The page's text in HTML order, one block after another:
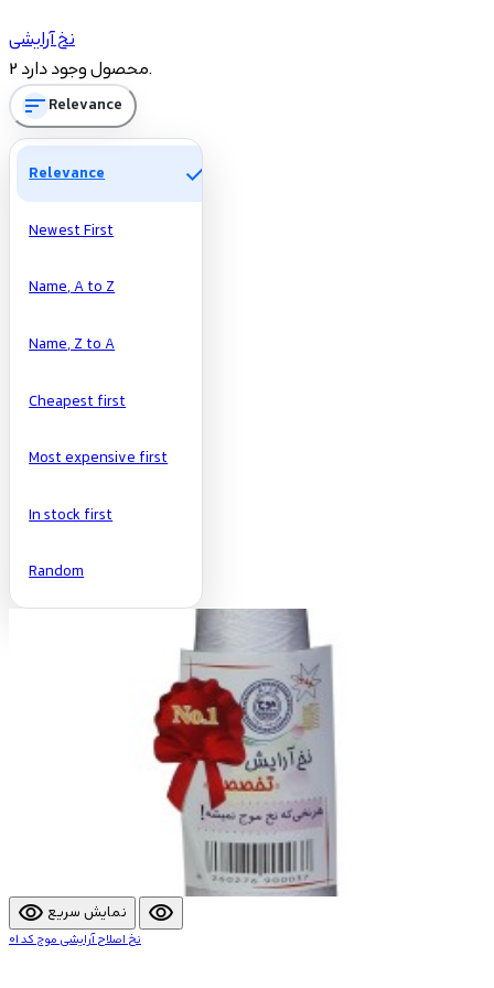
نخ آرایشی
2
Price
تومان تومان
نخ آرایشی
2 محصول وجود دارد.
sortRelevance
Relevance check
Newest First
Name, A to Z
Name, Z to A
Cheapest first
Most expensive first
In stock first
Random
visibility نمایش سریع visibility
نخ اصلاح آرایشی موج کد 01